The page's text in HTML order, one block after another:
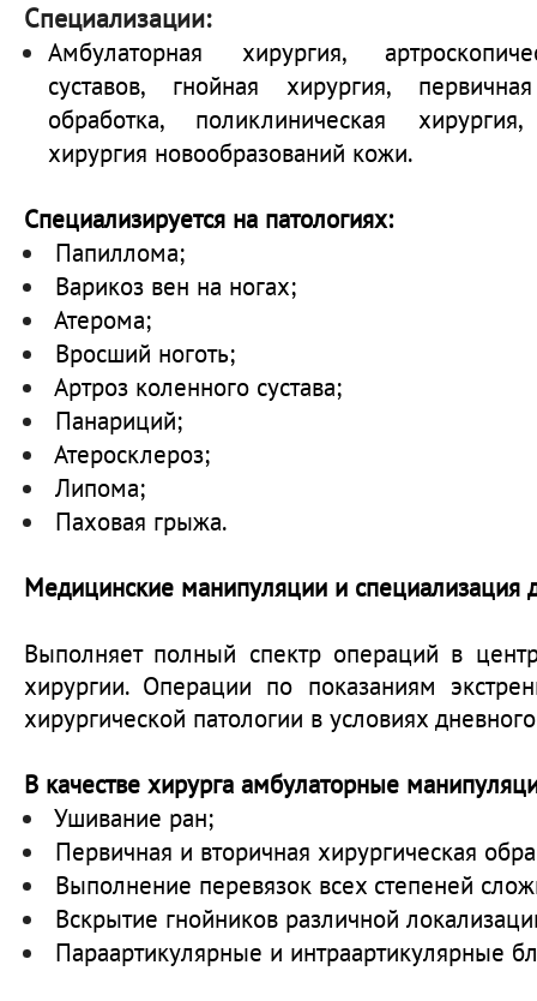
Специализации:
Амбулаторная хирургия,
суставов, гнойная хирургия,
обработка, поликлиническая
хирургия новообразований кожи.
Специализируется на патологиях:
Папиллома;
Варикоз вен на ногах;
Атерома;
Вросший ноготь;
Артроз коленного сустава;
Панариций;
Атеросклероз;
Липома;
Паховая грыжа.
Медицинские манипуляции и специализация
Выполняет полный спектр операций в
хирургии. Операции по показаниям
хирургической патологии в условиях
В качестве хирурга амбулаторные
Ушивание ран;
Первичная и вторичная хирургическая
Выполнение перевязок всех степеней
Вскрытие гнойников различной
Параартикулярные и интраартикулярные